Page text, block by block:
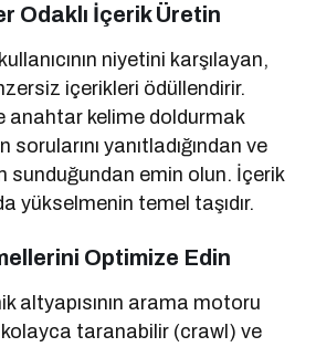
Odaklı İçerik Üretin
niyetini karşılayan,
içerikleri ödüllendirir.
anahtar kelime doldurmak
yanıtladığından ve
sunduğundan emin olun. İçerik
yükselmenin temel taşıdır.
Optimize Edin
altyapısının arama motoru
taranabilir (crawl) ve